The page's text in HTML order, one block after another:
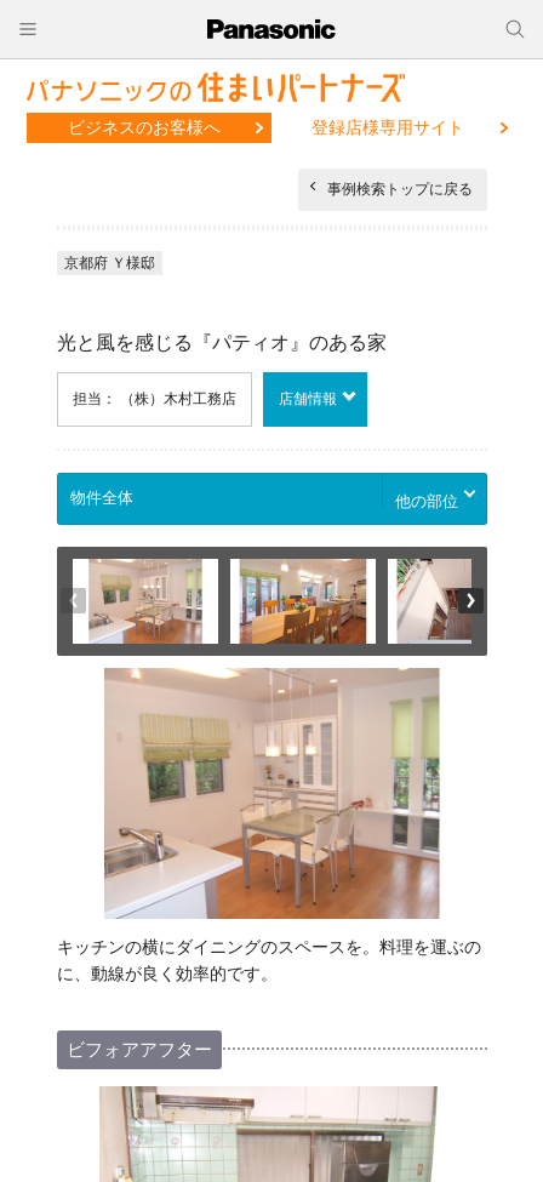
ビジネスのお客様へ 登録店様専用サイト
事例検索トップに戻る
京都府 Ｙ様邸
光と風を感じる『パティオ』のある家
担当： （株）木村工務店 店舗情報
他の部位
キッチンの横にダイニングのスペースを。料理を運ぶの
に、動線が良く効率的です。
ビフォアアフター